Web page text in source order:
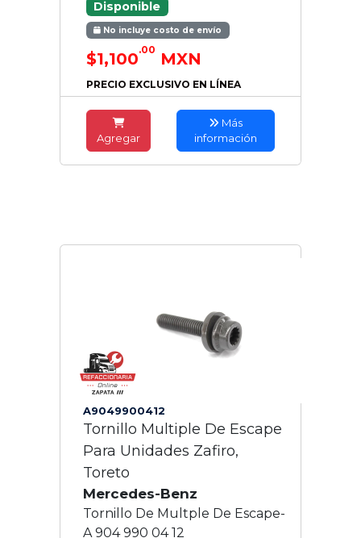
Disponible
No incluye costo de envío
$1,100.00 MXN
PRECIO EXCLUSIVO EN LÍNEA
Agregar
Más
información
A9049900412
Tornillo Multiple De Escape
Para Unidades Zafiro,
Toreto
Mercedes-Benz
Tornillo De Multple De Escape-
A 904 990 04 12